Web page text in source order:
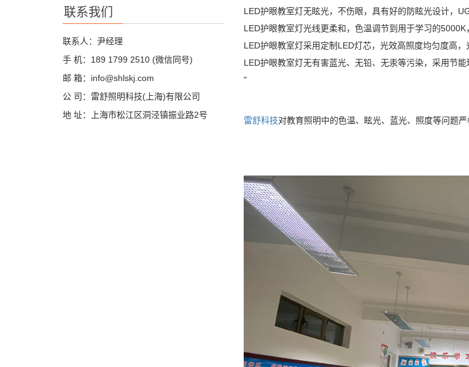
LED护眼教室灯无眩光，不伤眼，具有好的防眩光设计，
LED护眼教室灯光线更柔和，色温调节到用于学习的5000K
LED护眼教室灯采用定制LED灯芯，光效高照度均匀度高
LED护眼教室灯无有害蓝光、无铅、无汞等污染，采用节
"
雷舒科技对教育照明中的色温、眩光、蓝光、照度等问题
联系我们
联系人：尹经理
手 机：189 1799 2510 (微信同号)
邮 箱：info@shlskj.com
公 司：雷舒照明科技(上海)有限公司
地 址：上海市松江区洞泾镇振业路2号